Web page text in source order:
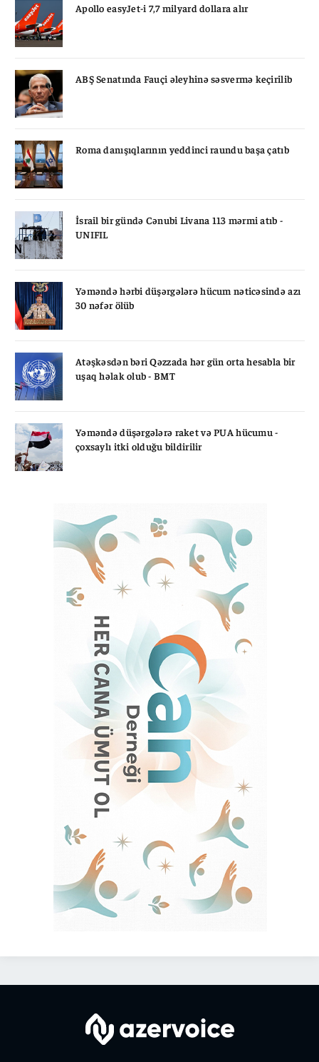
Apollo easyJet-i 7,7 milyard dollara alır
ABŞ Senatında Fauçi əleyhinə səsvermə keçirilib
Roma danışıqlarının yeddinci raundu başa çatıb
İsrail bir gündə Cənubi Livana 113 mərmi atıb -
UNIFIL
Yəməndə hərbi düşərgələrə hücum nəticəsində azı
30 nəfər ölüb
Atəşkəsdən bəri Qəzzada hər gün orta hesabla bir
uşaq həlak olub - BMT
Yəməndə düşərgələrə raket və PUA hücumu -
çoxsaylı itki olduğu bildirilir